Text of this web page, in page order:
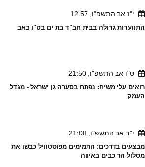
י"ז אב התשפ"ו, 12:57
התוועדות גדולה בבית חב"ד בת ים בט"ו באב
ט"ו אב התשפ"ו, 21:50
רואים עלי משיח: נפתח בסערה גן ישראל - מגדל
העמק
י"ד אב התשפ"ו, 21:08
מבצעים בדרכים: התמימים מפוסטוויל כבשו את
מסלול הרוכבים באיווה